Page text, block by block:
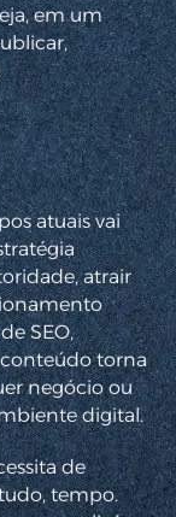
em um
atuais vai
atrair
SEO,
conteúdo torna
negócio ou
digital.
de
tempo.